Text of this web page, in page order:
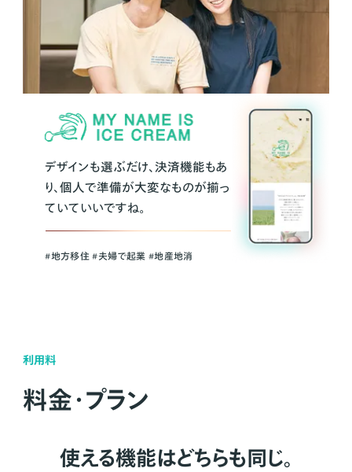
デザインも選ぶだけ、決済機能もあ
り、個人で準備が大変なものが揃っ
ていていいですね。
#地方移住 #夫婦で起業 #地産地消
利用料
料金・プラン
使える機能はどちらも同じ。